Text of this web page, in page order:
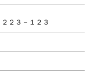
２３－１２３